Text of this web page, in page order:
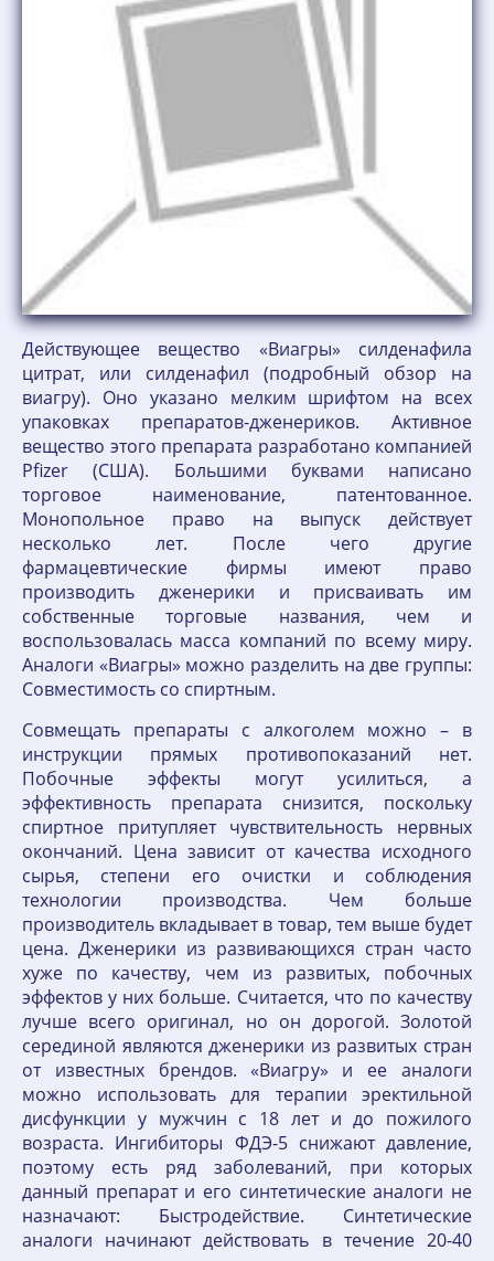
Действующее вещество «Виагры» силденафила
цитрат, или силденафил (подробный обзор на
виагру). Оно указано мелким шрифтом на всех
упаковках препаратов-дженериков. Активное
вещество этого препарата разработано компанией
Pfizer (США). Большими буквами написано
торговое наименование, патентованное.
Монопольное право на выпуск действует
несколько лет. После чего другие
фармацевтические фирмы имеют право
производить дженерики и присваивать им
собственные торговые названия, чем и
воспользовалась масса компаний по всему миру.
Аналоги «Виагры» можно разделить на две группы:
Совместимость со спиртным.
Совмещать препараты с алкоголем можно – в
инструкции прямых противопоказаний нет.
Побочные эффекты могут усилиться, а
эффективность препарата снизится, поскольку
спиртное притупляет чувствительность нервных
окончаний. Цена зависит от качества исходного
сырья, степени его очистки и соблюдения
технологии производства. Чем больше
производитель вкладывает в товар, тем выше будет
цена. Дженерики из развивающихся стран часто
хуже по качеству, чем из развитых, побочных
эффектов у них больше. Считается, что по качеству
лучше всего оригинал, но он дорогой. Золотой
серединой являются дженерики из развитых стран
от известных брендов. «Виагру» и ее аналоги
можно использовать для терапии эректильной
дисфункции у мужчин с 18 лет и до пожилого
возраста. Ингибиторы ФДЭ-5 снижают давление,
поэтому есть ряд заболеваний, при которых
данный препарат и его синтетические аналоги не
назначают: Быстродействие. Синтетические
аналоги начинают действовать в течение 20-40